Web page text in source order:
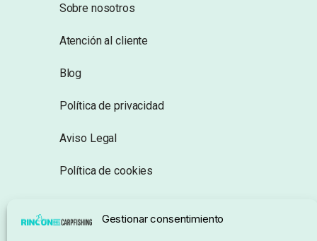
Gestionar consentimiento
Sobre nosotros
Atención al cliente
Blog
Política de privacidad
Aviso Legal
Política de cookies